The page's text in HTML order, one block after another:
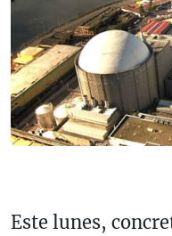
Este lunes,